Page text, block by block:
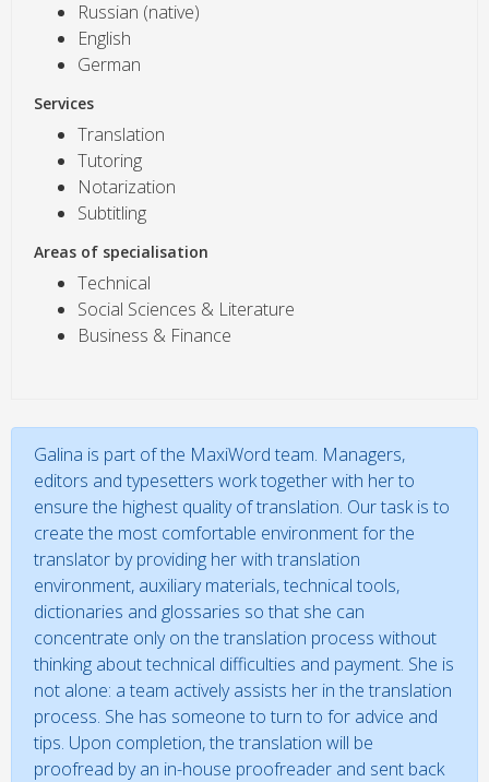
Russian (native)
English
German
Services
Translation
Tutoring
Notarization
Subtitling
Areas of specialisation
Technical
Social Sciences & Literature
Business & Finance
Galina is part of the MaxiWord team. Managers,
editors and typesetters work together with her to
ensure the highest quality of translation. Our task is to
create the most comfortable environment for the
translator by providing her with translation
environment, auxiliary materials, technical tools,
dictionaries and glossaries so that she can
concentrate only on the translation process without
thinking about technical difficulties and payment. She is
not alone: a team actively assists her in the translation
process. She has someone to turn to for advice and
tips. Upon completion, the translation will be
proofread by an in-house proofreader and sent back